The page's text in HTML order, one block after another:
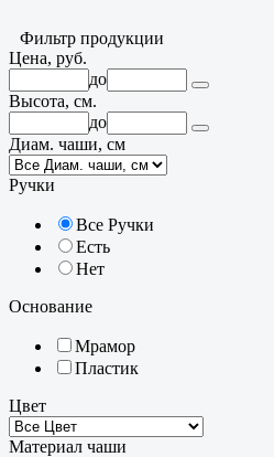
Фильтр продукции
Цена, руб.
до
Высота, см.
до
Диам. чаши, см
Ручки
Все Ручки
Есть
Нет
Основание
Мрамор
Пластик
Цвет
Материал чаши